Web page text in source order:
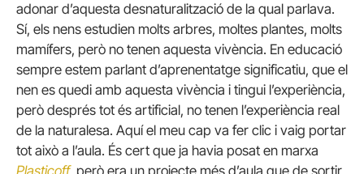
adonar d’aquesta desnaturalització de la qual parlava.
Sí, els nens estudien molts arbres, moltes plantes, molts
mamífers, però no tenen aquesta vivència. En educació
sempre estem parlant d’aprenentatge significatiu, que el
nen es quedi amb aquesta vivència i tingui l’experiència,
però després tot és artificial, no tenen l’experiència real
de la naturalesa. Aquí el meu cap va fer clic i vaig portar
tot això a l’aula. És cert que ja havia posat en marxa